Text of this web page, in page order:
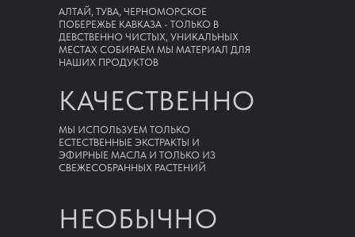
НЕОБЫЧНО
МЫ ИСПОЛЬЗУЕМ ТОЛЬКО
ЕСТЕСТВЕННЫЕ ЭКСТРАКТЫ И
ЭФИРНЫЕ МАСЛА И ТОЛЬКО ИЗ
СВЕЖЕСОБРАННЫХ РАСТЕНИЙ
КАЧЕСТВЕННО
АЛТАЙ, ТУВА, ЧЕРНОМОРСКОЕ
ПОБЕРЕЖЬЕ КАВКАЗА - ТОЛЬКО В
ДЕВСТВЕННО ЧИСТЫХ, УНИКАЛЬНЫХ
МЕСТАХ СОБИРАЕМ МЫ МАТЕРИАЛ ДЛЯ
НАШИХ ПРОДУКТОВ